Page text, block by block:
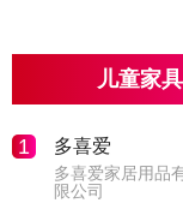
儿童家
1 多喜爱
多喜爱家居用品
限公司